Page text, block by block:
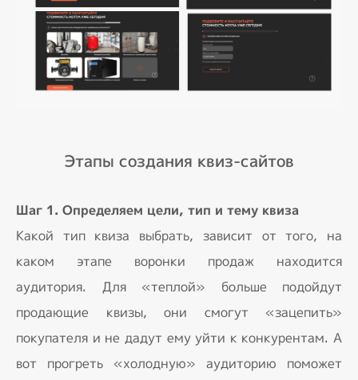
Этапы создания квиз-сайтов
Шаг 1. Определяем цели, тип и тему квиза
Какой тип квиза выбрать, зависит от того, на
каком этапе воронки продаж находится
аудитория. Для «теплой» больше подойдут
продающие квизы, они смогут «зацепить»
покупателя и не дадут ему уйти к конкурентам. А
вот прогреть «холодную» аудиторию поможет